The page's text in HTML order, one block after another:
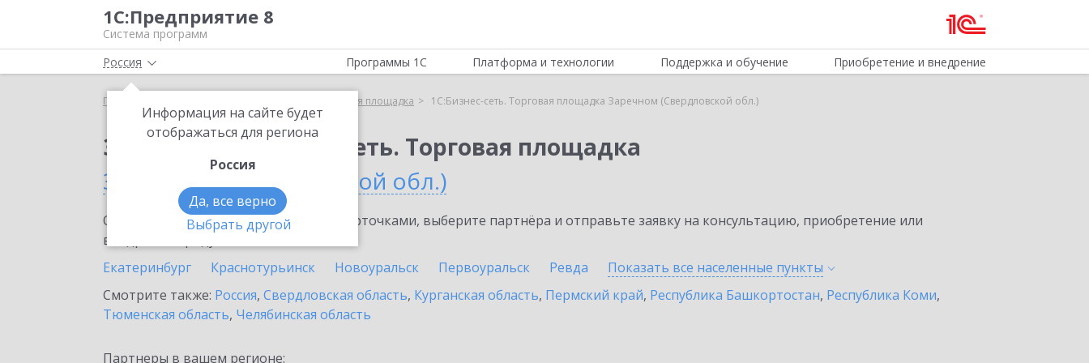
1С:Предприятие 8
Система программ
Россия
Информация на сайте будет
отображаться для региона
Россия
Да, все верно
Выбрать другой
Программы 1С Платформа и технологии Поддержка и обучение Приобретение и внедрение
Главная 1С:Бизнес-сеть. Торговая площадка 1С:Бизнес-сеть. Торговая площадка Заречном (Свердловской обл.)
Заказать 1С:Бизнес-сеть. Торговая площадка
Заречном (Свердловской обл.)
Ознакомьтесь с информационными карточками, выберите партнёра и отправьте заявку на консультацию, приобретение или
внедрение продукта.
Екатеринбург
Краснотурьинск Новоуральск Первоуральск Ревда Показать все населенные пункты
Смотрите также: Россия, Свердловская область, Курганская область, Пермский край, Республика Башкортостан, Республика Коми,
Тюменская область, Челябинская область
Партнеры в вашем регионе: